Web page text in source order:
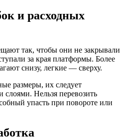
и расходных
так, чтобы они не закрывали
за края платформы. Более
снизу, легкие — сверху.
размеры, их следует
слоями. Нельзя перевозить
упасть при повороте или